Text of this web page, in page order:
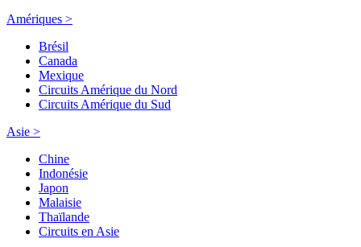
Amériques >
Brésil
Canada
Mexique
Circuits Amérique du Nord
Circuits Amérique du Sud
Asie >
Chine
Indonésie
Japon
Malaisie
Thaïlande
Circuits en Asie